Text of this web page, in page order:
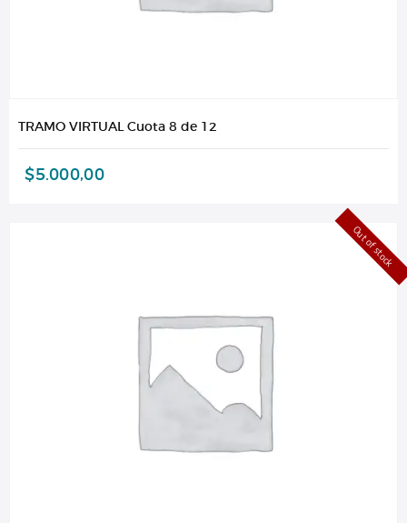
TRAMO VIRTUAL Cuota 8 de 12
$5.000,00
Out of stock